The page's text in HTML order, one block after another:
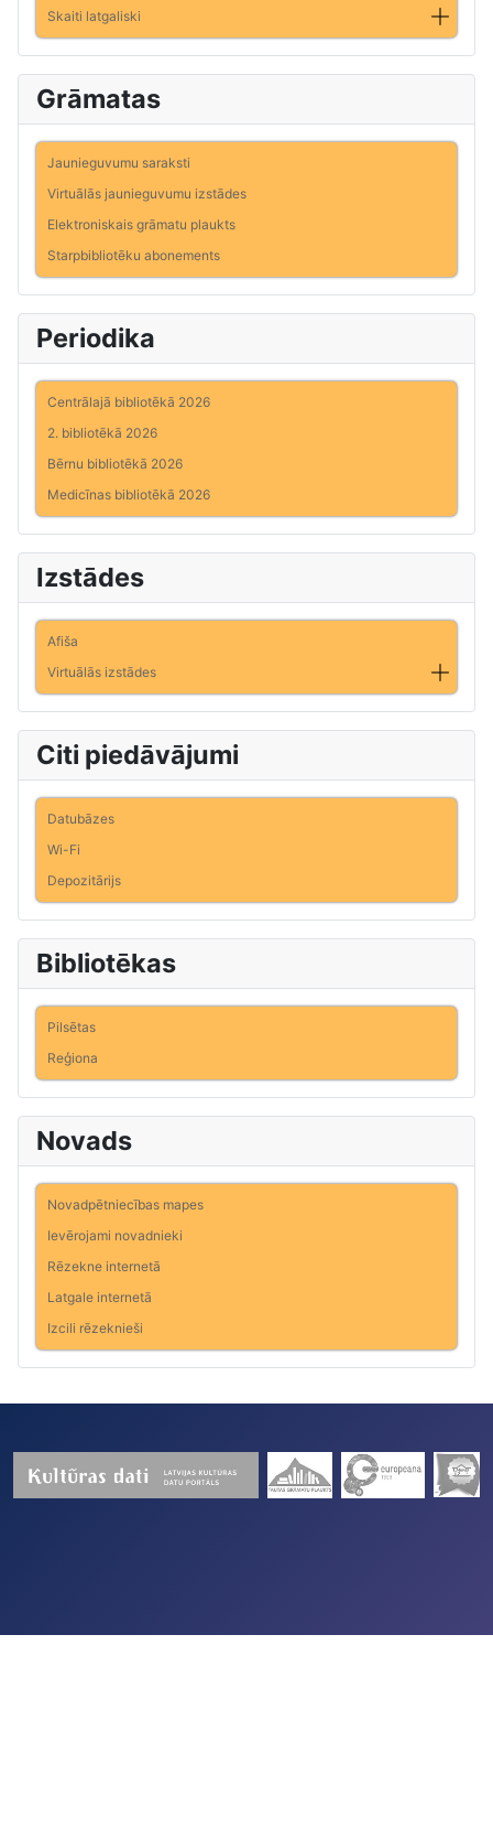
Skaiti latgaliski
Grāmatas
Jaunieguvumu saraksti
Virtuālās jaunieguvumu izstādes
Elektroniskais grāmatu plaukts
Starpbibliotēku abonements
Periodika
Centrālajā bibliotēkā 2026
2. bibliotēkā 2026
Bērnu bibliotēkā 2026
Medicīnas bibliotēkā 2026
Izstādes
Afiša
Virtuālās izstādes
Citi piedāvājumi
Datubāzes
Wi-Fi
Depozitārijs
Bibliotēkas
Pilsētas
Reģiona
Novads
Novadpētniecības mapes
Ievērojami novadnieki
Rēzekne internetā
Latgale internetā
Izcili rēzeknieši